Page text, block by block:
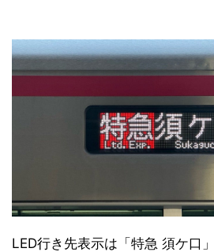
LED行き先表示は「特急 須ケ口